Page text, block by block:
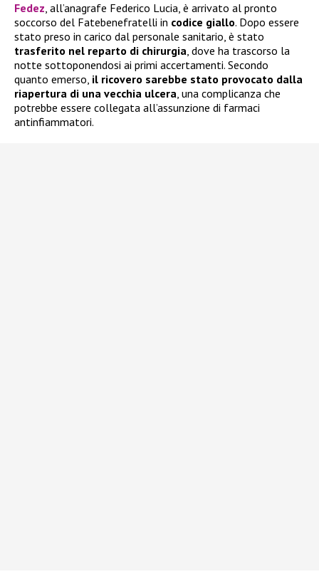
Fedez, all’anagrafe Federico Lucia, è arrivato al pronto
soccorso del Fatebenefratelli in codice giallo. Dopo essere
stato preso in carico dal personale sanitario, è stato
trasferito nel reparto di chirurgia, dove ha trascorso la
notte sottoponendosi ai primi accertamenti. Secondo
quanto emerso, il ricovero sarebbe stato provocato dalla
riapertura di una vecchia ulcera, una complicanza che
potrebbe essere collegata all’assunzione di farmaci
antinfiammatori.